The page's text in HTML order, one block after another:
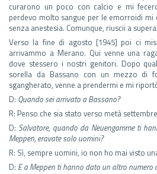
curarono un poco con calcio e mi
perdevo molto sangue per le emorroidi
senza anestesia. Comunque, riuscii a
Verso la fine di agosto [1945] poi ci
arrivammo a Merano. Qui venne una
dove stessero i nostri genitori. Dopo
sorella da Bassano con un mezzo di
sgangherato, venne a prendermi e mi
D: Quando sei arrivato a Bassano?
R: Penso che sia stato verso metà
D:Salvatore, quando da Neuengamme ti
Meppen, eravate solo uomini?
R: Sì, sempre uomini, io non ho mai visto
D: E a Meppen ti hanno dato un altro numero